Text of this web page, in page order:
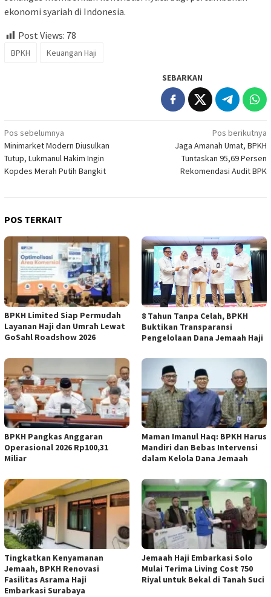
ekonomi syariah di Indonesia.
Post Views: 78
BPKH Keuangan Haji
SEBARKAN
Navigasi
pos
Pos sebelumnya
Minimarket Modern Diusulkan
Tutup, Lukmanul Hakim Ingin
Kopdes Merah Putih Bangkit
Pos berikutnya
Jaga Amanah Umat, BPKH
Tuntaskan 95,69 Persen
Rekomendasi Audit BPK
POS TERKAIT
BPKH Limited Siap Permudah
Layanan Haji dan Umrah Lewat
GoSahl Roadshow 2026
​8 Tahun Tanpa Celah, BPKH
Buktikan Transparansi
Pengelolaan Dana Jemaah Haji
BPKH Pangkas Anggaran
Operasional 2026 Rp100,31
Miliar
Maman Imanul Haq: BPKH Harus
Mandiri dan Bebas Intervensi
dalam Kelola Dana Jemaah
Tingkatkan Kenyamanan
Jemaah, BPKH Renovasi
Fasilitas Asrama Haji
Embarkasi Surabaya
Jemaah Haji Embarkasi Solo
Mulai Terima Living Cost 750
Riyal untuk Bekal di Tanah Suci